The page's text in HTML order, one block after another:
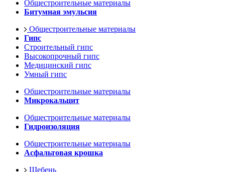
Общестроительные материалы
Битумная эмульсия
Общестроительные материалы
Гипс
Строительный гипс
Высокопрочный гипс
Медицинский гипс
Умный гипс
Общестроительные материалы
Микрокальцит
Общестроительные материалы
Гидроизоляция
Общестроительные материалы
Асфальтовая крошка
Щебень